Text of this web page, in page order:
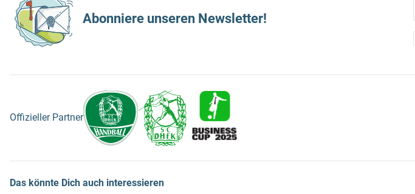
Abonniere unseren Newsletter!
Offizieller Partner
Das könnte Dich auch interessieren